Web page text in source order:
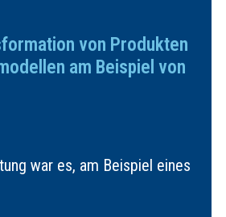
von Produkten
am Beispiel von
war es, am Beispiel eines